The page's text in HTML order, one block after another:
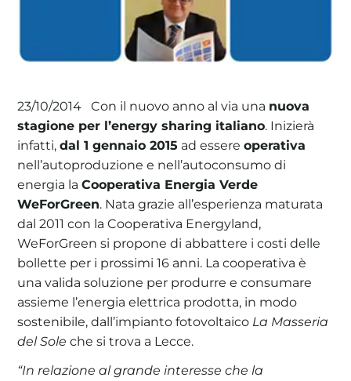
23/10/2014 Con il nuovo anno al via una nuova
stagione per l’energy sharing italiano. Inizierà
infatti,dal 1 gennaio 2015 ad essereoperativa
nell’autoproduzione e nell’autoconsumo di
energia laCooperativa Energia Verde
WeForGreen. Nata grazie all’esperienza maturata
dal 2011 con la Cooperativa Energyland,
WeForGreen si propone di abbattere i costi delle
bollette per i prossimi 16 anni. La cooperativa è
una valida soluzione per produrre e consumare
assieme l’energia elettrica prodotta, in modo
sostenibile, dall’impianto fotovoltaico La Masseria
del Sole che si trova a Lecce.
“In relazione al grande interesse che la